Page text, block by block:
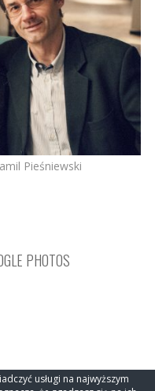
Pieśniewski
PHOTOS
© 2022AIKIDO-OSA.PL.
usługi na najwyższym